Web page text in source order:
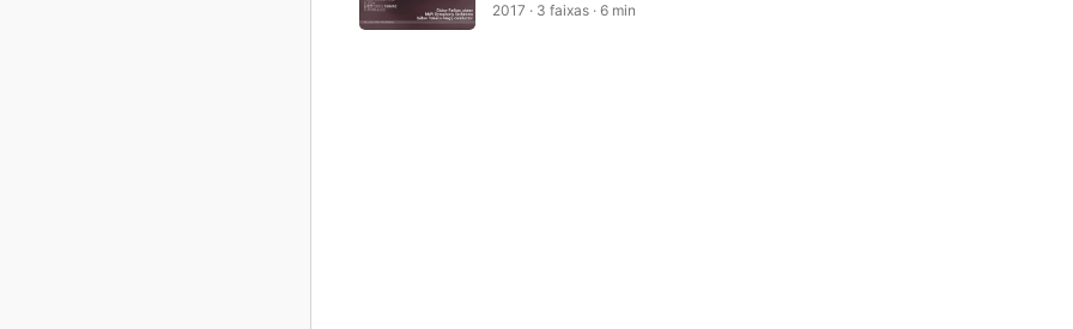
2017 · 3 faixas · 6 min